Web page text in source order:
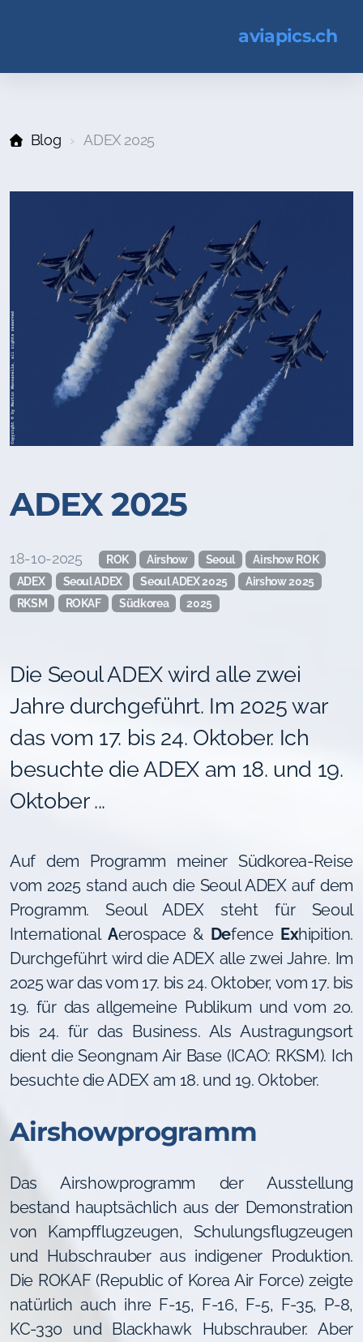
aviapics.ch
Blog ADEX 2025
ADEX 2025
18-10-2025 ROK Airshow Seoul
Airshow ROK
ADEX
Seoul ADEX Seoul ADEX 2025
Airshow 2025
RKSM
ROKAF Südkorea 2025
Die Seoul ADEX wird alle zwei
Jahre durchgeführt. Im 2025 war
das vom 17. bis 24. Oktober. Ich
besuchte die ADEX am 18. und 19.
Oktober ...
Auf dem Programm meiner Südkorea-Reise
vom 2025 stand auch die Seoul ADEX auf dem
Programm. Seoul ADEX steht für Seoul
InternationalAerospace & Defence Exhipition.
Durchgeführt wird die ADEX alle zwei Jahre. Im
2025 war das vom 17. bis 24. Oktober, vom 17. bis
19. für das allgemeine Publikum und vom 20.
bis 24. für das Business. Als Austragungsort
dient die Seongnam Air Base (ICAO: RKSM). Ich
besuchte die ADEX am 18. und 19. Oktober.
Airshowprogramm
Das Airshowprogramm der Ausstellung
bestand hauptsächlich aus der Demonstration
von Kampfflugzeugen, Schulungsflugzeugen
und Hubschrauber aus indigener Produktion.
Die ROKAF (Republic of Korea Air Force) zeigte
natürlich auch ihre F-15, F-16, F-5, F-35, P-8,
KC-330 und Blackhawk Hubschrauber. Aber